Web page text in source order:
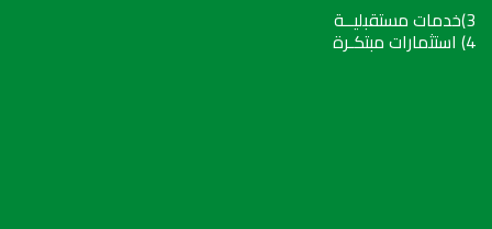
3)خدمات مستقبليــة
4) استثمارات مبتكـرة